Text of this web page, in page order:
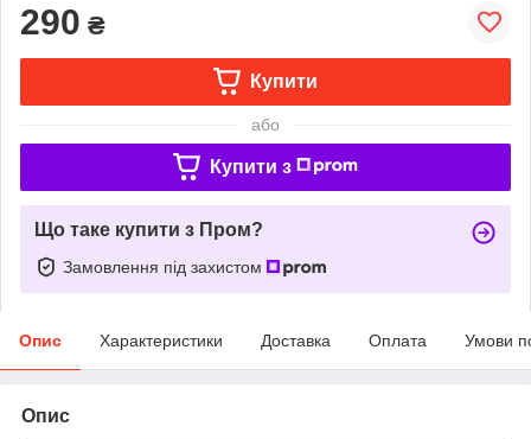
290 ₴
Купити
або
Купити з
Що таке купити з Пром?
Замовлення під захистом
Опис Характеристики Доставка Оплата Умови
Опис